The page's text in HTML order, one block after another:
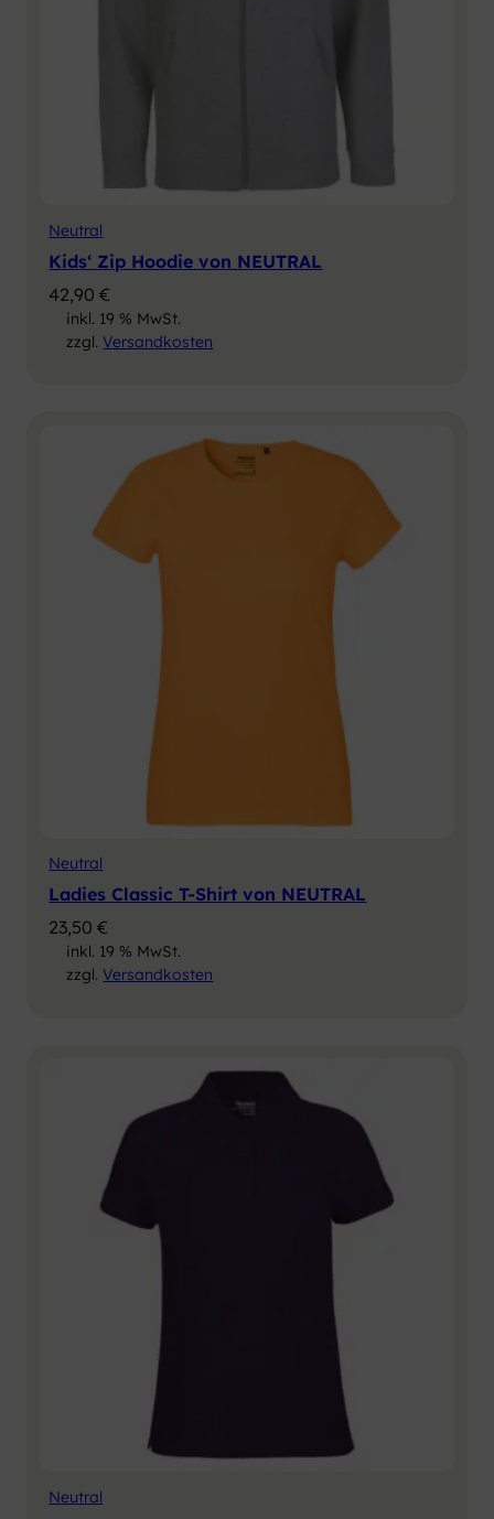
Neutral
Kids‘ Zip Hoodie von NEUTRAL
42,90€
inkl. 19 % MwSt.
zzgl.Versandkosten
Neutral
Ladies Classic T-Shirt von NEUTRAL
23,50€
inkl. 19 % MwSt.
zzgl.Versandkosten
Neutral